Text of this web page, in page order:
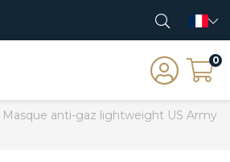
0
Masque anti-gaz lightweight US Army